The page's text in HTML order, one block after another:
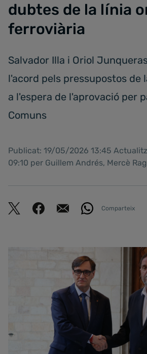
dubtes de la línia
ferroviària
Salvador Illa i Oriol
l'acord pels pressupostos de
a l'espera de l'aprovació per
Comuns
Publicat: 19/05/2026 13:45
09:10 per Guillem Andrés, Mercè
Comparteix